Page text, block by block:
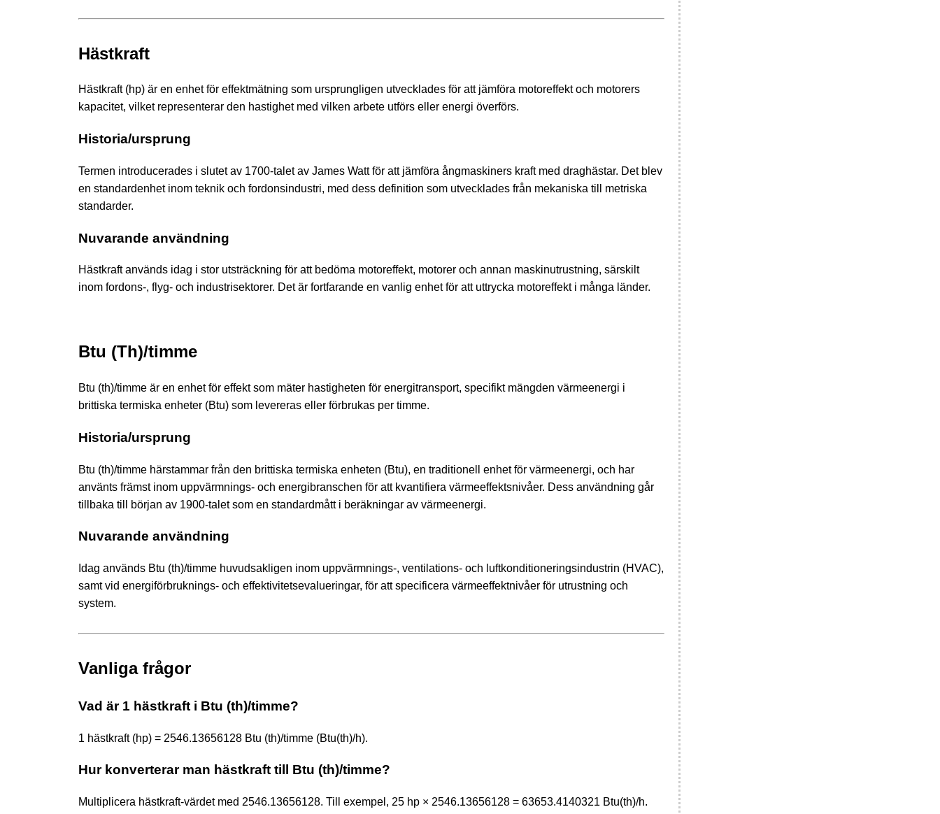
Hästkraft
Hästkraft (hp) är en enhet för effektmätning som ursprungligen utvecklades för att jämföra motoreffekt och motorers
kapacitet, vilket representerar den hastighet med vilken arbete utförs eller energi överförs.
Historia/ursprung
Termen introducerades i slutet av 1700-talet av James Watt för att jämföra ångmaskiners kraft med draghästar. Det blev
en standardenhet inom teknik och fordonsindustri, med dess definition som utvecklades från mekaniska till metriska
standarder.
Nuvarande användning
Hästkraft används idag i stor utsträckning för att bedöma motoreffekt, motorer och annan maskinutrustning, särskilt
inom fordons-, flyg- och industrisektorer. Det är fortfarande en vanlig enhet för att uttrycka motoreffekt i många länder.
Btu (Th)/timme
Btu (th)/timme är en enhet för effekt som mäter hastigheten för energitransport, specifikt mängden värmeenergi i
brittiska termiska enheter (Btu) som levereras eller förbrukas per timme.
Historia/ursprung
Btu (th)/timme härstammar från den brittiska termiska enheten (Btu), en traditionell enhet för värmeenergi, och har
använts främst inom uppvärmnings- och energibranschen för att kvantifiera värmeeffektsnivåer. Dess användning går
tillbaka till början av 1900-talet som en standardmått i beräkningar av värmeenergi.
Nuvarande användning
Idag används Btu (th)/timme huvudsakligen inom uppvärmnings-, ventilations- och luftkonditioneringsindustrin (HVAC),
samt vid energiförbruknings- och effektivitetsevalueringar, för att specificera värmeeffektnivåer för utrustning och
system.
Vanliga frågor
Vad är 1 hästkraft i Btu (th)/timme?
1 hästkraft (hp) = 2546.13656128 Btu (th)/timme (Btu(th)/h).
Hur konverterar man hästkraft till Btu (th)/timme?
Multiplicera hästkraft-värdet med 2546.13656128. Till exempel, 25 hp × 2546.13656128 = 63653.4140321 Btu(th)/h.